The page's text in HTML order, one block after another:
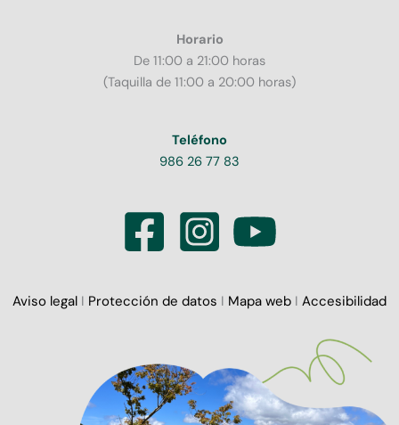
Horario
De 11:00 a 21:00 horas
(Taquilla de 11:00 a 20:00 horas)
Teléfono
986 26 77 83
Aviso legal I Protección de datos I Mapa web I Accesibilidad